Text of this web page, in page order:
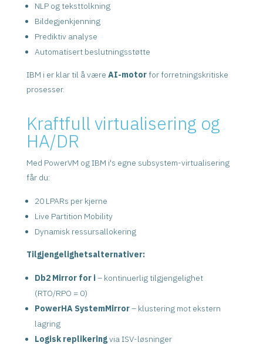
NLP og teksttolkning
Bildegjenkjenning
Prediktiv analyse
Automatisert beslutningsstøtte
IBM i er klar til å være AI-motorfor forretningskritiske
prosesser.
Kraftfull virtualisering og
HA/DR
Med PowerVM og IBM i's egne subsystem-virtualisering
får du:
20 LPARs per kjerne
Live Partition Mobility
Dynamisk ressursallokering
Tilgjengelighetsalternativer:
Db2 Mirror for i– kontinuerlig tilgjengelighet
(RTO/RPO = 0)
PowerHA SystemMirror– klustering mot ekstern
lagring
Logisk replikeringvia ISV-løsninger